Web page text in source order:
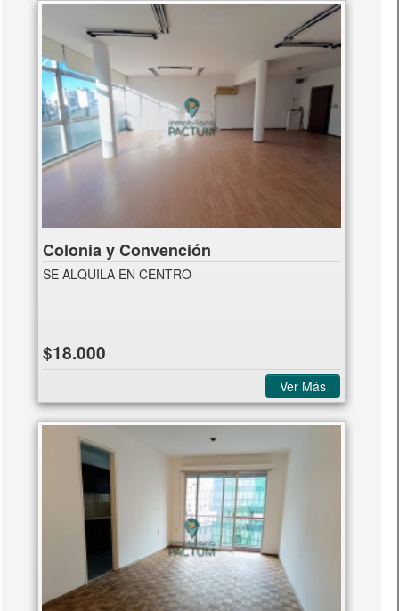
Colonia y Convención
SE ALQUILA EN CENTRO
$18.000
Ver Más